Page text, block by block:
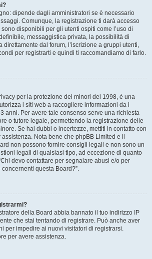
dipende dagli amministratori se è necessario
Comunque, la registrazione ti darà accesso
disponibili per gli utenti ospiti come l’uso di
messaggistica privata, la possibilità di
direttamente dal forum, l’iscrizione a gruppi utenti,
per registrarti e quindi ti raccomandiamo di farlo.
per la protezione dei minori del 1998, è una
i siti web a raccogliere informazioni da i
anni. Per avere tale consenso serve una richiesta
o tutore legale, permettendo la registrazione delle
Se hai dubbi o incertezze, mettiti in contatto con
Nota bene che phpBB Limited e il
non possono fornire consigli legali e non sono un
legali di qualsiasi tipo, ad eccezione di quanto
devo contattare per segnalare abusi e/o per
questa Board?”.
della Board abbia bannato il tuo indirizzo IP
che stai tentando di registrare. Può anche aver
per impedire ai nuovi visitatori di registrarsi.
per avere assistenza.